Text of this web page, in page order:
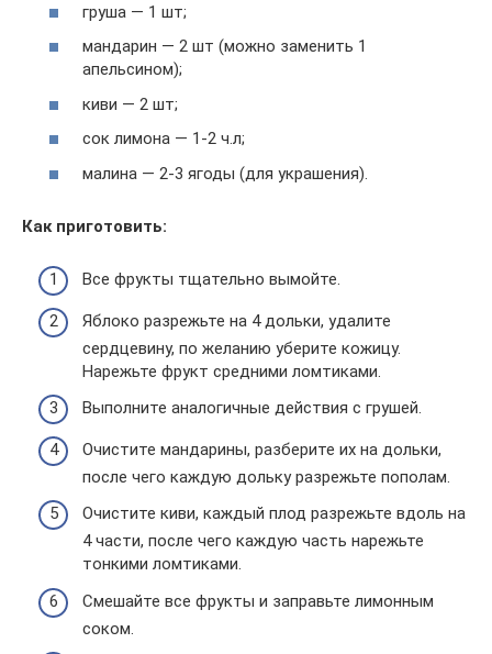
груша — 1 шт;
мандарин — 2 шт (можно заменить 1
апельсином);
киви — 2 шт;
сок лимона — 1-2 ч.л;
малина — 2-3 ягоды (для украшения).
Как приготовить:
Все фрукты тщательно вымойте.
Яблоко разрежьте на 4 дольки, удалите
сердцевину, по желанию уберите кожицу.
Нарежьте фрукт средними ломтиками.
Выполните аналогичные действия с грушей.
Очистите мандарины, разберите их на дольки,
после чего каждую дольку разрежьте пополам.
Очистите киви, каждый плод разрежьте вдоль на
4 части, после чего каждую часть нарежьте
тонкими ломтиками.
Смешайте все фрукты и заправьте лимонным
соком.